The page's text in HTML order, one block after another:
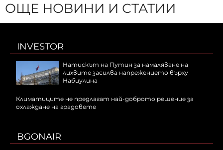
ОЩЕ НОВИНИ И СТАТИИ
INVESTOR
Натискът на Путин за намаляване на
лихвите засилва напрежението върху
Набиулина
Климатиците не предлагат най-доброто решение за
охлаждане на градовете
BGONAIR